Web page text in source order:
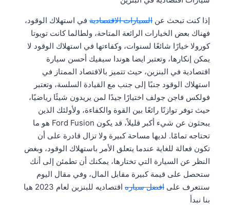
إذا كنت تبحث عن السيارات الاقتصادية في استهلاك الوقود،
فهناك بعض الخيارات الرائعة المتاحة، ولطالما كانت تويوتا
كورولا خيارًا شائعًا لسنوات، وكفاءتها في استهلاك الوقود لا
يمكن إنكارها، وتعتبر ايضا هوندا سيفيك أحسن سيارة
اقتصادية في البنزين، حيث تتميز بالاقتصاد الممتاز في
استهلاك الوقود جنبًا إلى جنب مع القيادة السلسة، وتعتبر
فولكس فاجن جولف اختيارًا جيدًا لمن يريدون شيئًا رياضيًا،
حيث توفر توازنًا رائعًا بين القوة والكفاءة، ولأولئك الذين
يبحثون عن شيء أكبر قليلاً، قد يكون Ford Fusion هو ما
تحتاجه تمامًا. لديها مساحة كبيرة ولا تزال قادرة على أن
تكون فعالة للغاية عندما يتعلق الأمر باستهلاك الوقود، وبغض
النظر عن السيارة التي تختارها، يمكنك أن تطمئن إلى أنك
ستحصل على قيمة كبيرة مقابل المال، وفي مقال اليوم
سنتعرف على افضل سياره
اقتصاديه للبنزين لعام 2023 هيا
بنا نبدأ